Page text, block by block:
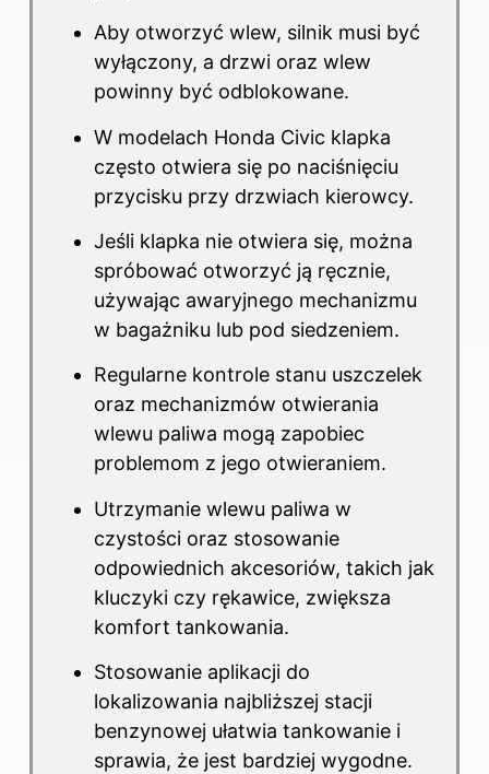
Aby otworzyć wlew, silnik musi być
wyłączony, a drzwi oraz wlew
powinny być odblokowane.
W modelach Honda Civic klapka
często otwiera się po naciśnięciu
przycisku przy drzwiach kierowcy.
Jeśli klapka nie otwiera się, można
spróbować otworzyć ją ręcznie,
używając awaryjnego mechanizmu
w bagażniku lub pod siedzeniem.
Regularne kontrole stanu uszczelek
oraz mechanizmów otwierania
wlewu paliwa mogą zapobiec
problemom z jego otwieraniem.
Utrzymanie wlewu paliwa w
czystości oraz stosowanie
odpowiednich akcesoriów, takich jak
kluczyki czy rękawice, zwiększa
komfort tankowania.
Stosowanie aplikacji do
lokalizowania najbliższej stacji
benzynowej ułatwia tankowanie i
sprawia, że jest bardziej wygodne.